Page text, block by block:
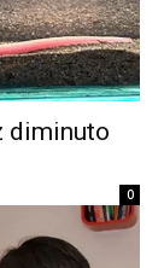
diminuto
0